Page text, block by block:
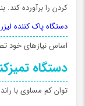
کردن را برآورده کند.
دستگاه پاک کننده لیزر
اساس نیازهای خود
دستگاه
توان کم مساوی با